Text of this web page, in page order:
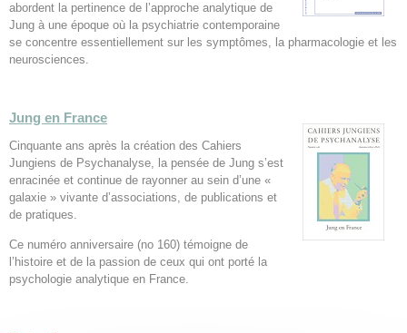
abordent la pertinence de l’approche analytique de
Jung à une époque où la psychiatrie contemporaine
se concentre essentiellement sur les symptômes, la pharmacologie et les
neurosciences.
Jung en France
Cinquante ans après la création des Cahiers
Jungiens de Psychanalyse, la pensée de Jung s’est
enracinée et continue de rayonner au sein d’une «
galaxie » vivante d’associations, de publications et
de pratiques.
Ce numéro anniversaire (no 160) témoigne de
l’histoire et de la passion de ceux qui ont porté la
psychologie analytique en France.